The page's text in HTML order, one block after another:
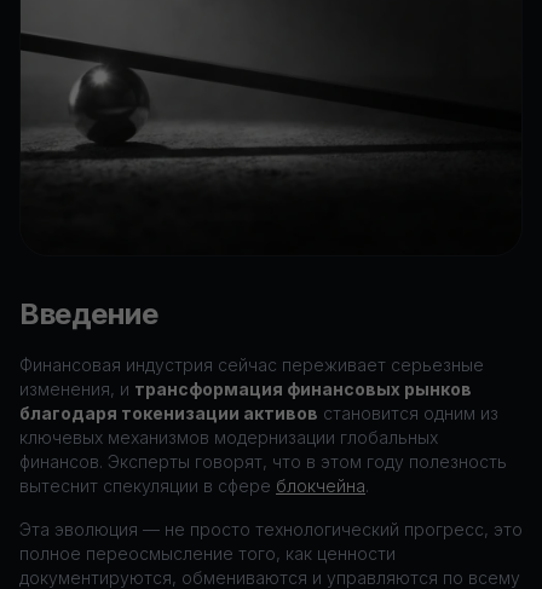
Введение
Финансовая индустрия сейчас переживает серьезные
изменения, и трансформация финансовых рынков
благодаря токенизации активов становится одним из
ключевых механизмов модернизации глобальных
финансов. Эксперты говорят, что в этом году полезность
вытеснит спекуляции в сфере блокчейна.
Эта эволюция — не просто технологический прогресс, это
полное переосмысление того, как ценности
документируются, обмениваются и управляются по всему